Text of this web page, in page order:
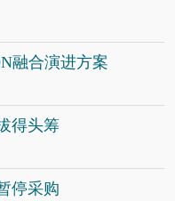
融合演进方案
得头筹
停采购